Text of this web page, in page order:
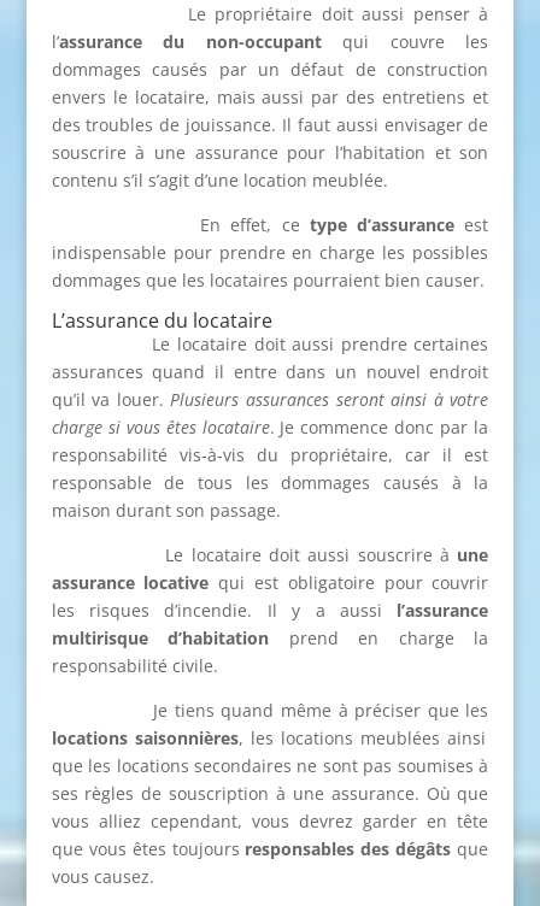
Le propriétaire doit aussi penser à
l’assurance du non-occupantqui couvre les
dommages causés par un défaut de construction
envers le locataire, mais aussi par des entretiens et
des troubles de jouissance. Il faut aussi envisager de
souscrire à une assurance pour l’habitation et son
contenu s’il s’agit d’une location meublée.
En effet, ce type d’assurance est
indispensable pour prendre en charge les possibles
dommages que les locataires pourraient bien causer.
L’assurance du locataire
Le locataire doit aussi prendre certaines
assurances quand il entre dans un nouvel endroit
qu’il va louer.Plusieurs assurances seront ainsi à votre
charge si vous êtes locataire. Je commence donc par la
responsabilité vis-à-vis du propriétaire, car il est
responsable de tous les dommages causés à la
maison durant son passage.
Le locataire doit aussi souscrire à une
assurance locative qui est obligatoire pour couvrir
les risques d’incendie. Il y a aussi l’assurance
multirisque d’habitation prend en charge la
responsabilité civile.
Je tiens quand même à préciser que les
locations saisonnières, les locations meublées ainsi
que les locations secondaires ne sont pas soumises à
ses règles de souscription à une assurance. Où que
vous alliez cependant, vous devrez garder en tête
que vous êtes toujours responsables des dégâts que
vous causez.